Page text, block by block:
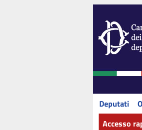
Deputati
Accesso